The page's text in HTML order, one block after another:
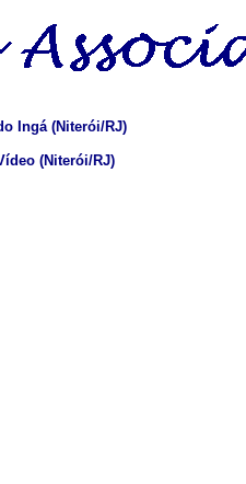
Ingá (Niterói/RJ)
(Niterói/RJ)